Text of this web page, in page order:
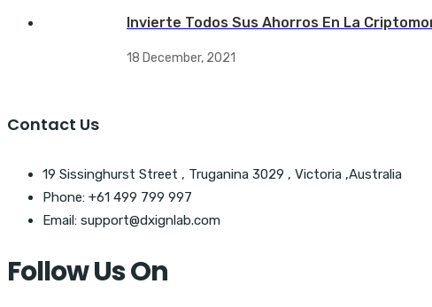
Invierte Todos Sus Ahorros En La
18 December, 2021
Contact Us
19 Sissinghurst Street , Truganina 3029 , Victoria ,Australia
Phone: +61 499 799 997
Email: support@dxignlab.com
Follow Us On